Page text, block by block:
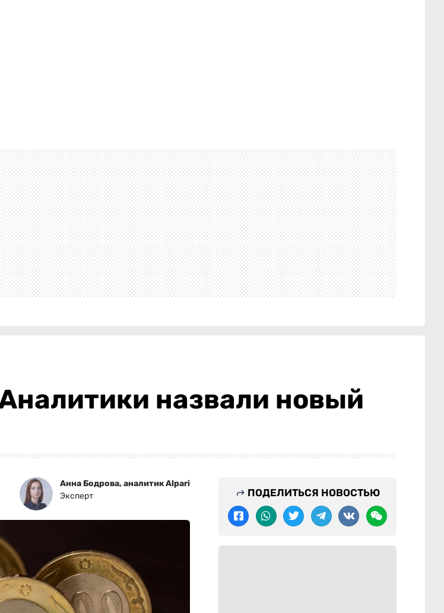
назвали новый
Анна Бодрова, аналитик Alpari
Эксперт
ПОДЕЛИТЬСЯ НОВОСТЬЮ